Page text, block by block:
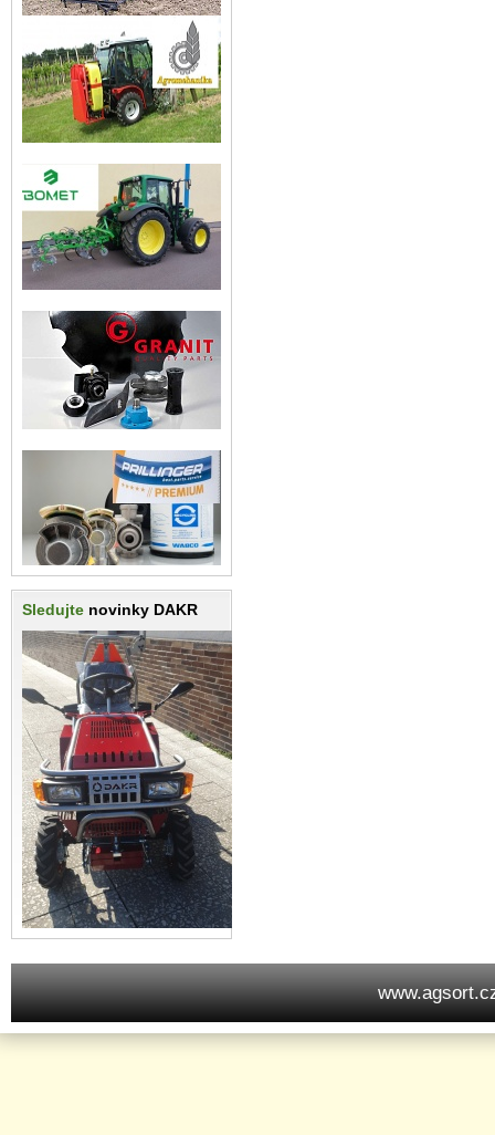
Sledujte novinky DAKR